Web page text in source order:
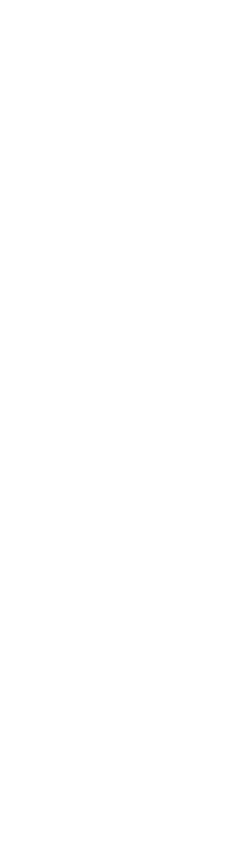
天元：双碳背景下汽车轻量
座椅智能化的发展和趋势展
门子西碳迹：全链条碳管理